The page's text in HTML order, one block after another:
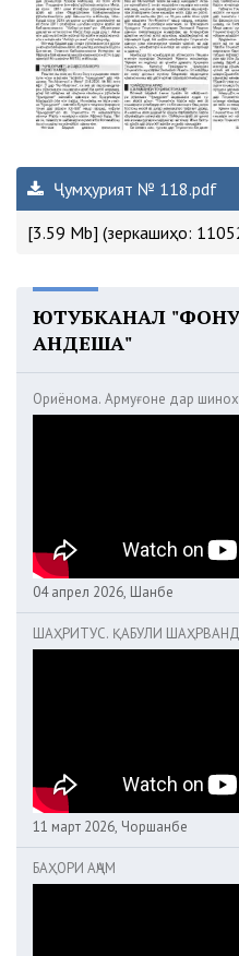
Ҷумҳурият № 118.pdf
[3.59 Mb] (зеркашиҳо:
ЮТУБКАНАЛ
АНДЕША"
Ориёнома. Армуғоне дар
04 апрел 2026, Шанбе
ШАҲРИТУС. ҚАБУЛИ
11 март 2026, Чоршанбе
БАҲОРИ АҶАМ